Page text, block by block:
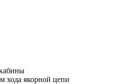
хода якорной цепи